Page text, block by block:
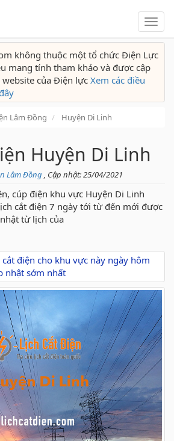
Lịch
cắt
không thuộc một tổ chức Điện Lực
mang tính tham khảo và được cập
của Điện lực Xem các điều
Lâm Đồng Huyện Di Linh
Huyện Di Linh
Lâm Đồng , Cập nhật: 25/04/2021
cúp điện khu vực Huyện Di Linh
cắt điện 7 ngày tới từ đến mới được
từ lịch của
điện cho khu vực này ngày hôm
nhật sớm nhất